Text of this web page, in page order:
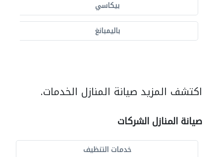
بيكاسي
باليمبانغ
اكتشف المزيد صيانة المنازل الخدمات.
صيانة المنازل الشركات
خدمات التنظيف